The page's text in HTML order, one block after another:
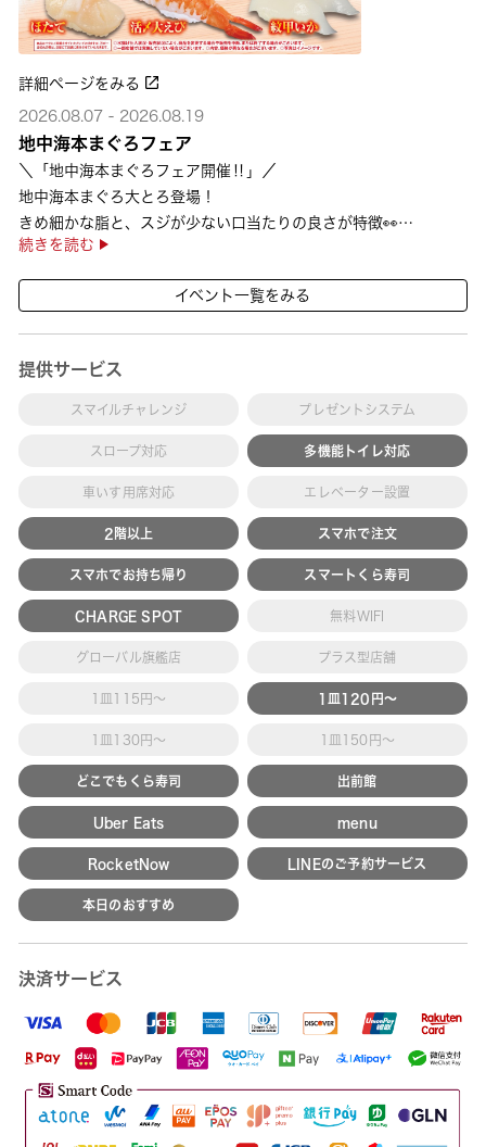
詳細ページをみる
2026.08.07 - 2026.08.19
地中海本まぐろフェア
＼「地中海本まぐろフェア開催‼」／
地中海本まぐろ大とろ登場！
きめ細かな脂と、スジが少ない口当たりの良さが特徴👀
さらに、鹿児島で育った高級魚【鹿児島県産活〆かんぱち】など
続きを読む
イベント一覧をみる
提供サービス
スマイルチャレンジ プレゼントシステム
スロープ対応 多機能トイレ対応
車いす用席対応 エレベーター設置
2階以上 スマホで注文
スマホでお持ち帰り スマートくら寿司
CHARGE SPOT 無料WIFI
グローバル旗艦店 プラス型店舗
1皿115円～ 1皿120円～
1皿130円～ 1皿150円～
どこでもくら寿司 出前館
Uber Eats menu
RocketNow LINEのご予約サービス
本日のおすすめ
決済サービス